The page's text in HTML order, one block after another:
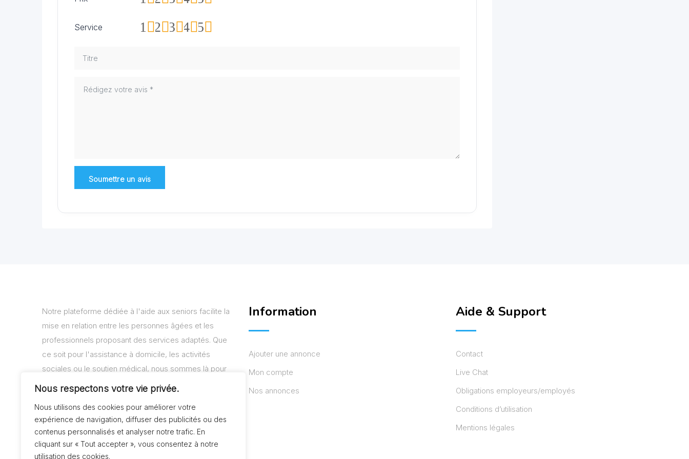
Nous respectons votre vie privée.
Nous utilisons des cookies pour améliorer votre
expérience de navigation, diffuser des publicités ou des
contenus personnalisés et analyser notre trafic. En
cliquant sur « Tout accepter », vous consentez à notre
utilisation des cookies.
Service 5
4
3
2
1
Notre plateforme dédiée à l'aide aux seniors facilite la
mise en relation entre les personnes âgées et les
professionnels proposant des services adaptés. Que
ce soit pour l'assistance à domicile, les activités
sociales ou le soutien médical, nous sommes là pour
vous aider à trouver les solutions adaptées à vos
Information
Ajouter une annonce
Mon compte
Nos annonces
Aide & Support
Contact
Live Chat
Obligations employeurs/employés
Conditions d’utilisation
Mentions légales